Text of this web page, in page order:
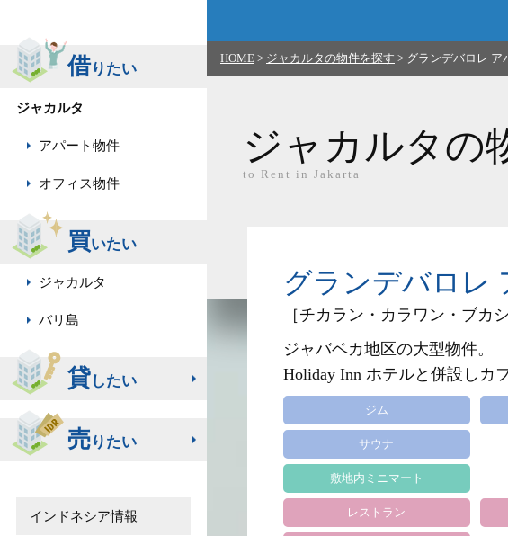
借りたい
ジャカルタ
アパート物件
オフィス物件
買いたい
ジャカルタ
バリ島
貸したい
売りたい
インドネシア情報
HOME > ジャカルタの物件を探す > グランデバロレ ア
ジャカルタの
to Rent in Jakarta
グランデバロレ
［チカラン・カラワン・ブカシ
ジャバベカ地区の大型物件。
Holiday Inn ホテルと併設しカ
ジム
サウナ
敷地内ミニマート
レストラン